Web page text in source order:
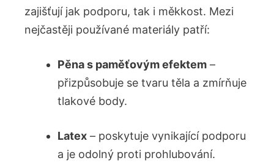
zajišťují jak podporu, tak i měkkost. Mezi
nejčastěji používané materiály patří:
Pěna s paměťovým efektem –
přizpůsobuje se tvaru těla a zmírňuje
tlakové body.
Latex – poskytuje vynikající podporu
a je odolný proti prohlubování.